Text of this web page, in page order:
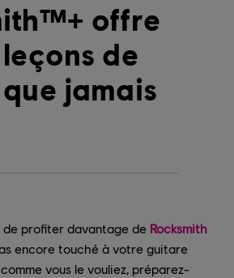
offre
de
jamais
de profiter davantage de Rocksmith
encore touché à votre guitare
vous le vouliez, préparez-